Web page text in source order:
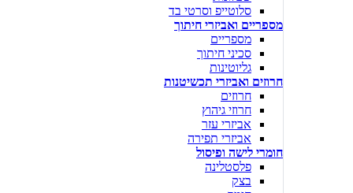
סלוטייפ וסרטי בד
מספריים ואביזרי חיתוך
מספריים
סכיני חיתוך
גליוטינות
חרוזים ואביזרי תכשיטנות
חרוזים
חרוזי גיהוץ
אביזרי עזר
אביזרי תפירה
חומרי לישה ופיסול
פלסטלינה
בצק